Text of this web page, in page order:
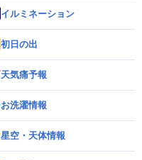
イルミネーション
初日の出
天気痛予報
お洗濯情報
星空・天体情報